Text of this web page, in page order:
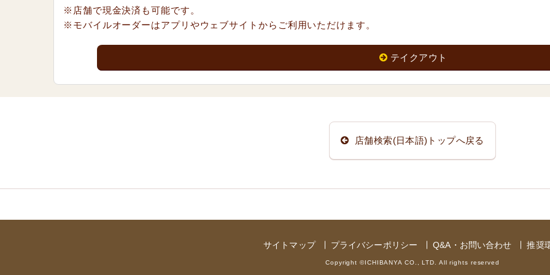
※店舗で現金決済も可能です。
※モバイルオーダーはアプリやウェブサイトからご利用いただけます。
テイクアウト
店舗検索(日本語)トップへ戻る
サイトマップ プライバシーポリシー Q&A・お問い合わせ 推奨
Copyright ©ICHIBANYA CO., LTD. All rights reserved